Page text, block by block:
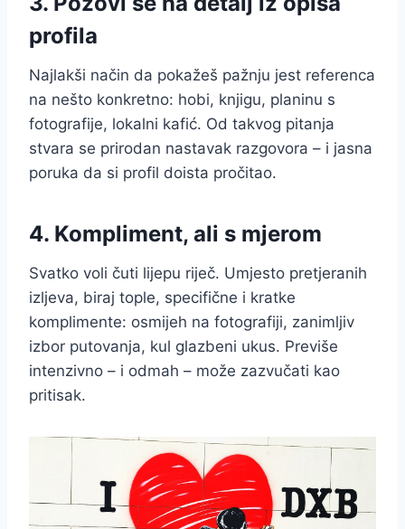
profila
Najlakši način da pokažeš pažnju jest referenca
na nešto konkretno: hobi, knjigu, planinu s
fotografije, lokalni kafić. Od takvog pitanja
stvara se prirodan nastavak razgovora – i jasna
poruka da si profil doista pročitao.
4. Kompliment, ali s mjerom
Svatko voli čuti lijepu riječ. Umjesto pretjeranih
izljeva, biraj tople, specifične i kratke
komplimente: osmijeh na fotografiji, zanimljiv
izbor putovanja, kul glazbeni ukus. Previše
intenzivno – i odmah – može zazvučati kao
pritisak.